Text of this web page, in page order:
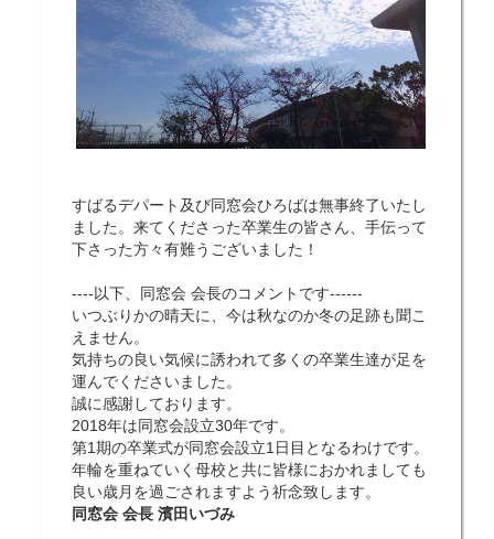
すばるデパート及び同窓会ひろばは無事終了いたし
ました。来てくださった卒業生の皆さん、手伝って
下さった方々有難うございました！
----以下、同窓会 会長のコメントです------
いつぶりかの晴天に、今は秋なのか冬の足跡も聞こ
えません。
気持ちの良い気候に誘われて多くの卒業生達が足を
運んでくださいました。
誠に感謝しております。
2018年は同窓会設立30年です。
第1期の卒業式が同窓会設立1日目となるわけです。
年輪を重ねていく母校と共に皆様におかれましても
良い歳月を過ごされますよう祈念致します。
同窓会 会長 濱田いづみ